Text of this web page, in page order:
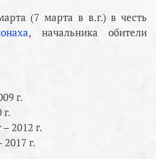
(7 марта в в.г.) в честь
, начальника обители
г.
2012 г.
г.